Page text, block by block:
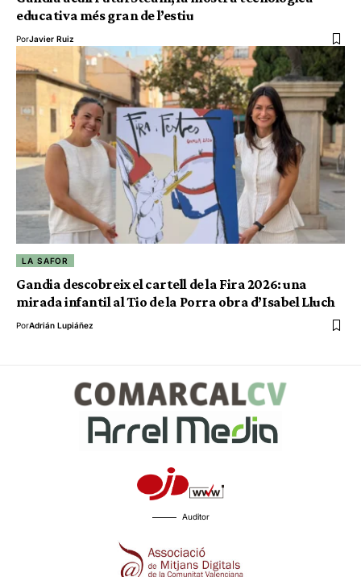
educativa més gran de l’estiu
PorJavier Ruiz
LA SAFOR
Gandia descobreix el cartell de la Fira 2026: una
mirada infantil al Tio de la Porra obra d’Isabel Lluch
PorAdrián Lupiáñez
Auditor